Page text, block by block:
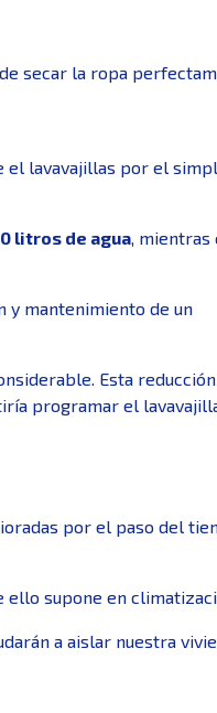
secar la ropa
el lavavajillas por el
litros de agua, mientras
y mantenimiento de un
Esta
programar el
por el paso del
ello supone en
a aislar nuestra